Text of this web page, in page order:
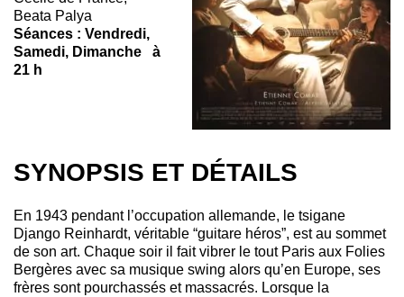
Beata Palya
Séances : Vendredi,
Samedi, Dimanche à
21 h
SYNOPSIS ET DÉTAILS
En 1943 pendant l’occupation allemande, le tsigane
Django Reinhardt, véritable “guitare héros”, est au sommet
de son art. Chaque soir il fait vibrer le tout Paris aux Folies
Bergères avec sa musique swing alors qu’en Europe, ses
frères sont pourchassés et massacrés. Lorsque la